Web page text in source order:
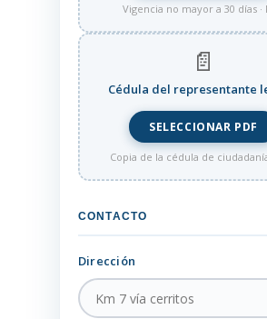
Vigencia no mayor a 30 días ·
📄
Cédula del representante
SELECCIONAR PDF
Copia de la cédula de
CONTACTO
Dirección